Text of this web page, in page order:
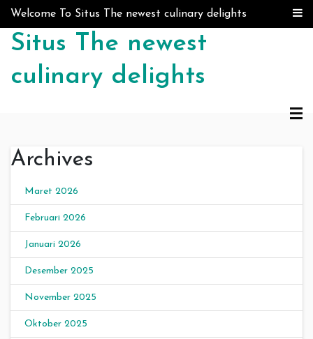
Skip to content
Welcome To Situs The newest culinary delights
Situs The newest
culinary delights
Archives
Maret 2026
Februari 2026
Januari 2026
Desember 2025
November 2025
Oktober 2025